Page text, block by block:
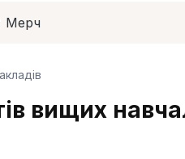
Мерч
вищих